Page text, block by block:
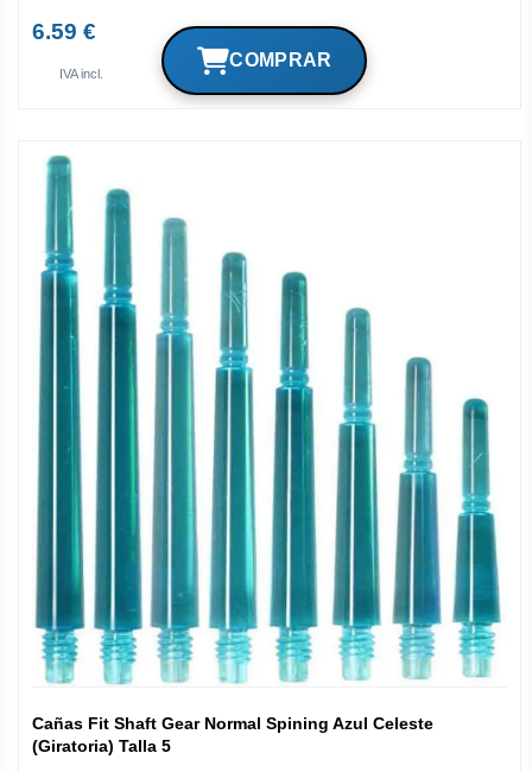
6.59 €
IVA incl.
Cañas Fit Shaft Gear Normal Spining Azul Celeste
(Giratoria) Talla 5